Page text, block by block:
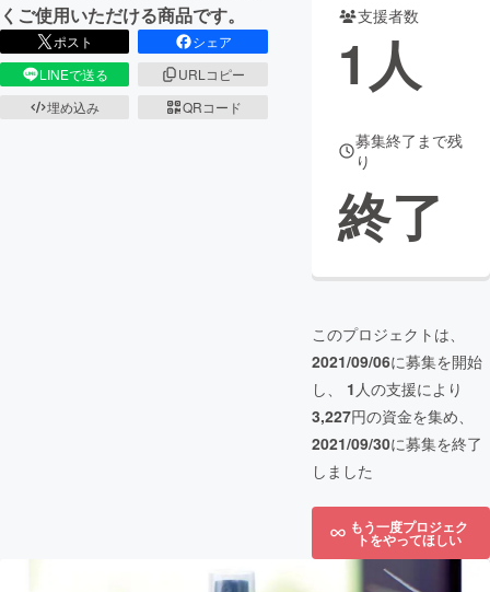
CAMPFIREふるさと納税
コミュニティ
くご使用いただける商品です。
ポスト
シェア
LINEで送る
URLコピー
埋め込み
QRコード
支援者数
1人
募集終了まで残
り
終了
このプロジェクトは、
2021/09/06に募集を開始
し、 1 人の支援により
3,227円の資金を集め、
2021/09/30に募集を終了
しました
もう一度プロジェク
トをやってほしい